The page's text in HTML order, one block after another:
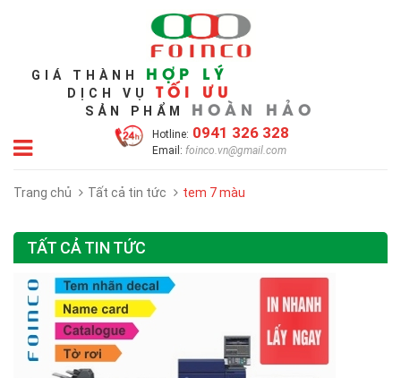
GIÁ THÀNH HỢP LÝ
DỊCH VỤ TỐI ƯU
SẢN PHẨM HOÀN HẢO
Hotline: 0941 326 328
Email: foinco.vn@gmail.com
Trang chủ Tất cả tin tức tem 7 màu
TẤT CẢ TIN TỨC